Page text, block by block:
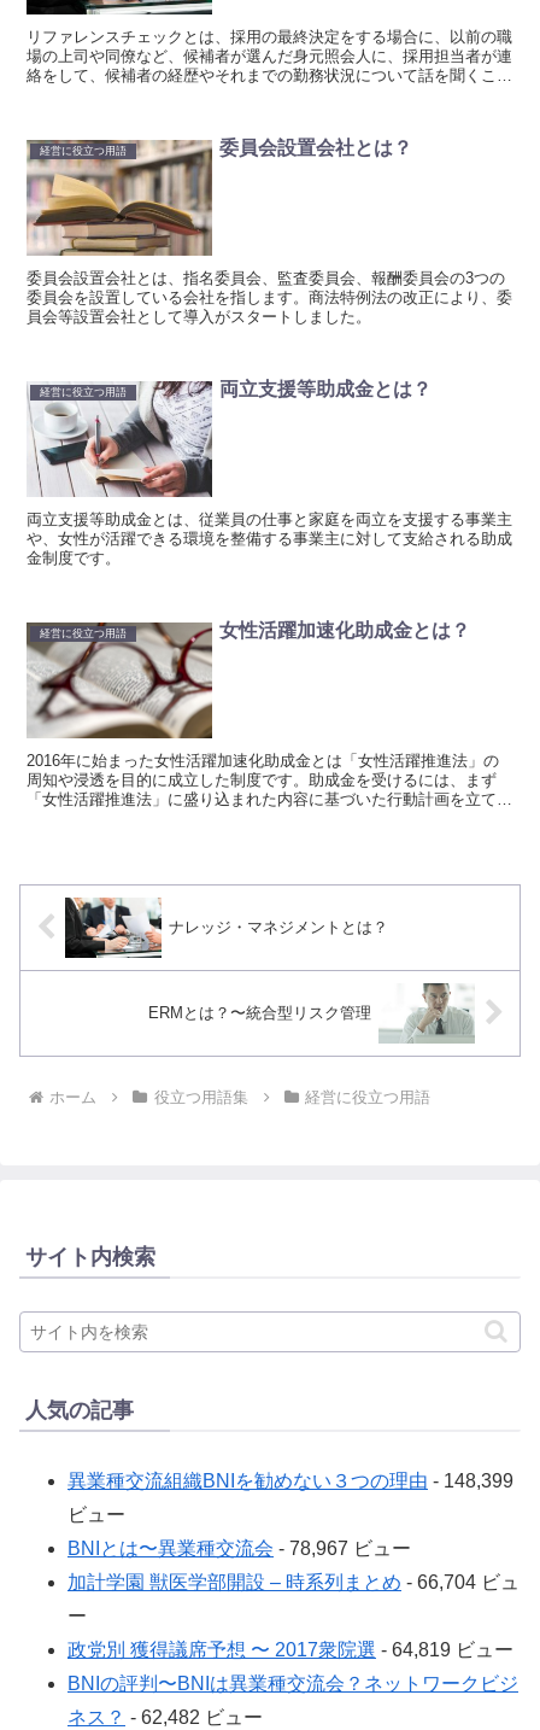
リファレンスチェックとは、採用の最終決定をする場合に、以前の職
場の上司や同僚など、候補者が選んだ身元照会人に、採用担当者が連
絡をして、候補者の経歴やそれまでの勤務状況について話を聞くこと
経営に役立つ用語 委員会設置会社とは？
委員会設置会社とは、指名委員会、監査委員会、報酬委員会の3つの
委員会を設置している会社を指します。商法特例法の改正により、委
員会等設置会社として導入がスタートしました。
経営に役立つ用語 両立支援等助成金とは？
両立支援等助成金とは、従業員の仕事と家庭を両立を支援する事業主
や、女性が活躍できる環境を整備する事業主に対して支給される助成
金制度です。
経営に役立つ用語 女性活躍加速化助成金とは？
2016年に始まった女性活躍加速化助成金とは「女性活躍推進法」の
周知や浸透を目的に成立した制度です。助成金を受けるには、まず
「女性活躍推進法」に盛り込まれた内容に基づいた行動計画を立てる
ナレッジ・マネジメントとは？
ERMとは？〜統合型リスク管理
ホーム 役立つ用語集 経営に役立つ用語
サイト内検索
人気の記事
異業種交流組織BNIを勧めない３つの理由 - 148,399
ビュー
BNIとは〜異業種交流会 - 78,967 ビュー
加計学園 獣医学部開設 – 時系列まとめ - 66,704 ビュ
ー
政党別 獲得議席予想 〜 2017衆院選 - 64,819 ビュー
BNIの評判〜BNIは異業種交流会？ネットワークビジ
ネス？ - 62,482 ビュー